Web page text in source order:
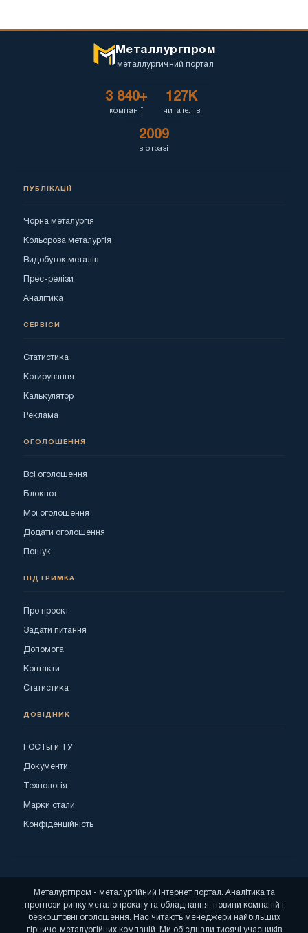
Металлургпром
металлургичний портал
3 840+
компанії
127K
читателів
2009
в отразі
ПУБЛІКАЦІЇ
Чорна металургія
Кольорова металургія
Видобуток металів
Прес-релізи
Аналітика
СЕРВІСИ
Статистика
Котирування
Калькулятор
Реклама
ОГОЛОШЕННЯ
Всі оголошення
Блокнот
Мої оголошення
Додати оголошення
Пошук
ПІДТРИМКА
Про проект
Задати питання
Допомога
Контакти
Статистика
ДОВІДНИК
ГОСТы и ТУ
Документи
Технологія
Марки стали
Конфіденційність
Металургпром - металургійний інтернет портал. Аналітика та
прогнози ринку металопрокату та обладнання, новини компаній і
безкоштовні оголошення. Нас читають менеджери найбільших
гірничо-металургійних компаній. Ми об'єднали тисячі учасників